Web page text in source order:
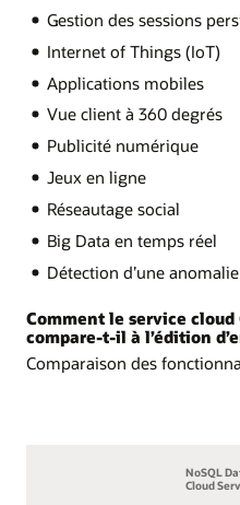
Gestion des sessions
Internet of Things (IoT)
Applications mobiles
Vue client à 360 degrés
Publicité numérique
Jeux en ligne
Réseautage social
Big Data en temps réel
Détection d’une anomalie
Comment le service cloud
compare-t-il à l’édition
Comparaison des
NoSQL
Cloud